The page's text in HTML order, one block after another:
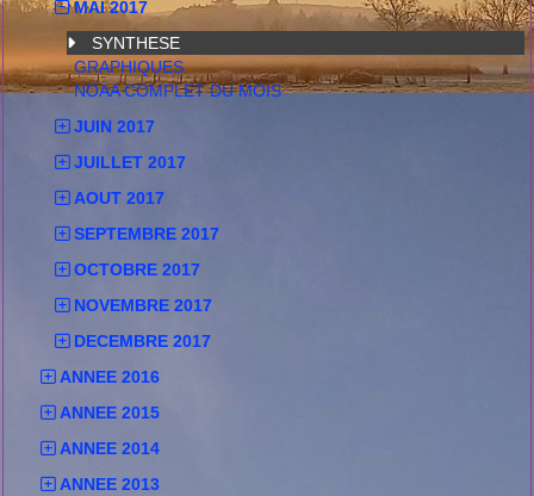
MAI 2017
SYNTHESE
GRAPHIQUES
NOAA COMPLET DU MOIS
JUIN 2017
JUILLET 2017
AOUT 2017
SEPTEMBRE 2017
OCTOBRE 2017
NOVEMBRE 2017
DECEMBRE 2017
ANNEE 2016
ANNEE 2015
ANNEE 2014
ANNEE 2013